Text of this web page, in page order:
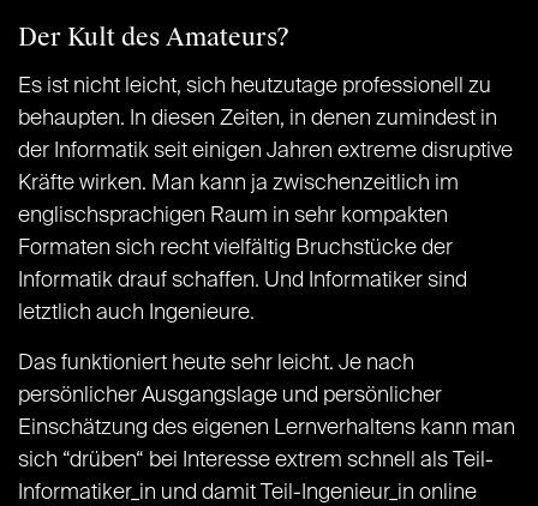
Der Kult des Amateurs?
Es ist nicht leicht, sich heutzutage professionell zu
behaupten. In diesen Zeiten, in denen zumindest in
der Informatik seit einigen Jahren extreme disruptive
Kräfte wirken. Man kann ja zwischenzeitlich im
englischsprachigen Raum in sehr kompakten
Formaten sich recht vielfältig Bruchstücke der
Informatik drauf schaffen. Und Informatiker sind
letztlich auch Ingenieure.
Das funktioniert heute sehr leicht. Je nach
persönlicher Ausgangslage und persönlicher
Einschätzung des eigenen Lernverhaltens kann man
sich “drüben“ bei Interesse extrem schnell als Teil-
Informatiker_in und damit Teil-Ingenieur_in online